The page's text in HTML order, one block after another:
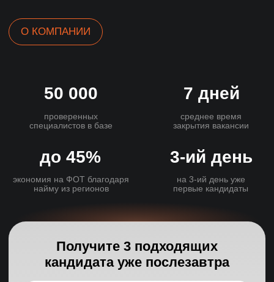
Возврат средств
3 целевых кандидата за 7 дней
Возврат предоплаты при
несоблюдении сроков
3 тестовых дня бесплатно
Основные гарантии